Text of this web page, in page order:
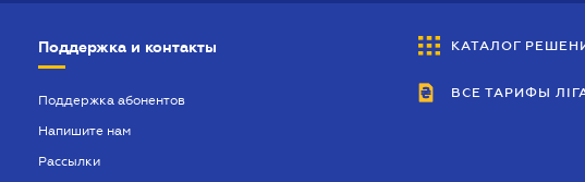
ВЕСТНИК МСФО
Поддержка и контакты
Поддержка абонентов
Напишите нам
Рассылки
КАТАЛОГ
ВСЕ ТАРИФЫ